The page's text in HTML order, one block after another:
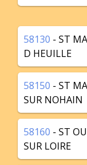
58130 - ST
D HEUILLE
58150 - ST
SUR NOHAIN
58160 - ST
SUR LOIRE